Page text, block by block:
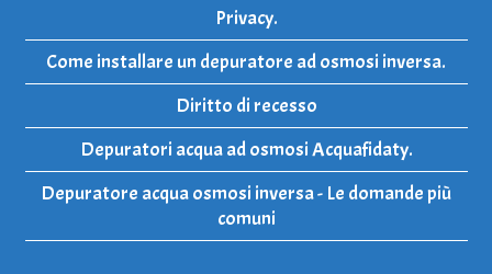
Privacy.
Come installare un depuratore ad osmosi inversa.
Diritto di recesso
Depuratori acqua ad osmosi Acquafidaty.
Depuratore acqua osmosi inversa - Le domande più
comuni